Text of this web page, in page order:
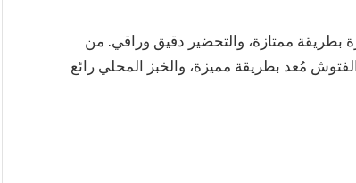
بطريقة ممتازة، والتحضير دقيق وراقي. من
مُعد بطريقة مميزة، والخبز المحلي رائع